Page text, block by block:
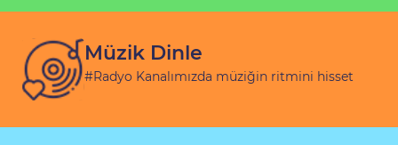
Müzik Dinle
#Radyo Kanalımızda müziğin ritmini hisset